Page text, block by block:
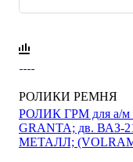
РОЛИКИ РЕМНЯ
РОЛИК ГРМ для а/м
GRANTA; дв.
МЕТАЛЛ;